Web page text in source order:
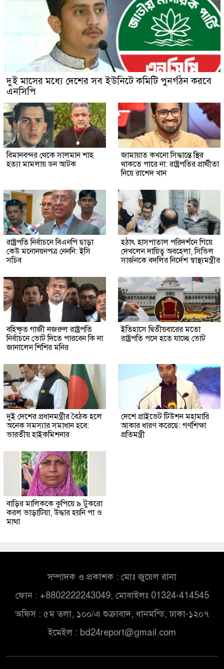
দুই মাসের মধ্যে দেশের সব ইউনিটে কমিটি পুনর্গঠন করবে
এনসিপি
বিমানবন্দর থেকে সালমান শাহ
হত্যা মামলায় ডন আটক
জামায়াত কখনো সিদ্ধান্তে স্থির
থাকতে পারে না: রাষ্ট্রপতির প্রার্থীতা
নিয়ে রাশেদ খান
রাষ্ট্রপতি নির্বাচনে বিএনপি ছাড়া
কেউ মনোনয়নপত্র নেননি: ইসি
সচিব
হঠাৎ হাসপাতাল পরিদর্শনে গিয়ে
দেখলেন দায়িত্ব অবহেলা, সিভিল
সার্জনকে বদলির নির্দেশ স্বাস্থ্যমন্ত্রীর
বহিষ্কৃত গাজী নজরুল রাষ্ট্রপতি
নির্বাচনে ভোট দিতে পারবেন কি না
জানালেন শিশির মনির
ইতিহাসে দ্বিতীয়বারের মতো
রাষ্ট্রপতি পদে হতে যাচ্ছে ভোট
দুই দেশের প্রধানমন্ত্রীর বৈঠক হলে
অনেক সমস্যার সমাধান হবে:
ভারতীয় হাইকমিশনার
দেশে প্রাইভেট টিউশন মহামারি
আকার ধারণ করেছে: গণশিক্ষা
প্রতিমন্ত্রী
বাড়ির মালিককে কুপিয়ে ৯ টুকরো
করল ভাড়াটিয়া, উদ্ধার হয়নি পা ও
মাথা
সম্পাদক ও প্রকাশক : মোঃ জুয়েল রানা
ফোন : +8802222243049, মোবাইলঃ 01324-414545
অফিস : ৫ম তলা, ১০০/এ শুক্রাবাদ, ধানমন্ডি, ঢাকা-১২০৭
ইমেইল : bd24report@gmail.com